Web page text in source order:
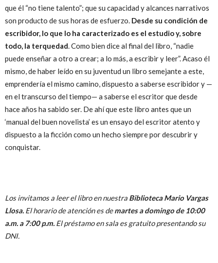
que él “no tiene talento”; que su capacidad y alcances narrativos
son producto de sus horas de esfuerzo. Desde su condición de
escribidor, lo que lo ha caracterizado es el estudio y, sobre
todo, la terquedad. Como bien dice al final del libro, “nadie
puede enseñar a otro a crear; a lo más, a escribir y leer”. Acaso él
mismo, de haber leído en su juventud un libro semejante a este,
emprendería el mismo camino, dispuesto a saberse escribidor y —
en el transcurso del tiempo— a saberse el escritor que desde
hace años ha sabido ser. De ahí que este libro antes que un
‘manual del buen novelista’ es un ensayo del escritor atento y
dispuesto a la ficción como un hecho siempre por descubrir y
conquistar.
Los invitamos a leer el libro en nuestra Biblioteca Mario Vargas
Llosa. El horario de atención es demartes a domingo de 10:00
a.m. a 7:00 p.m. El préstamo en sala es gratuito presentando su
DNI.